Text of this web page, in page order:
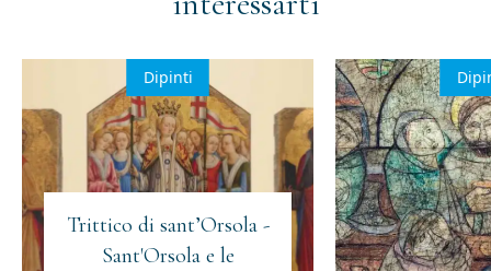
Trittico di sant’Orsola -
Sant'Orsola e le
Dipinti